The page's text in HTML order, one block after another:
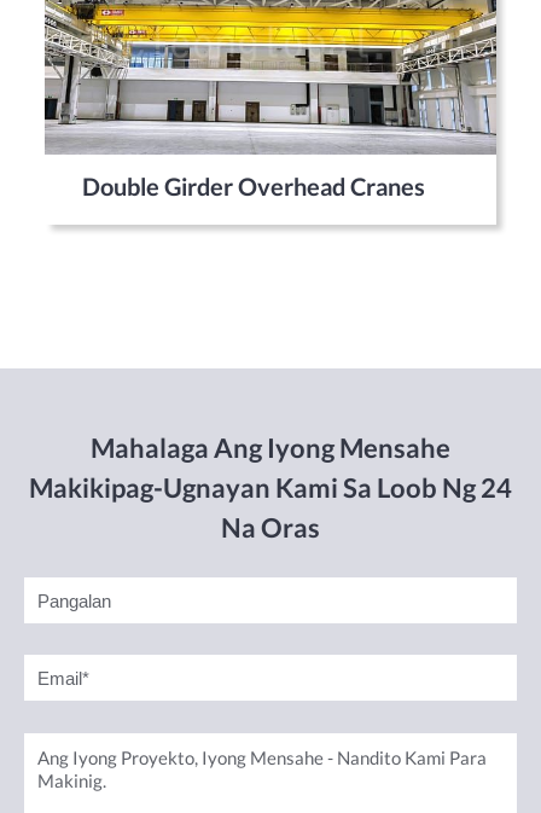
Double Girder Overhead Cranes
Mahalaga Ang Iyong Mensahe
Makikipag-Ugnayan Kami Sa Loob Ng 24
Na Oras